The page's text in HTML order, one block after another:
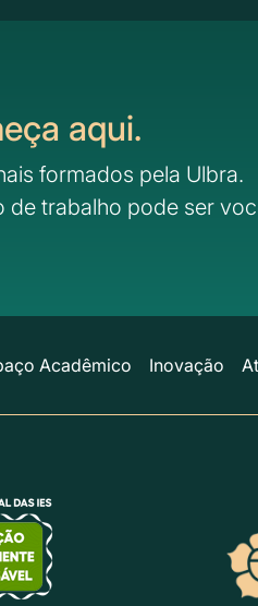
aqui.
formados pela Ulbra.
de trabalho pode ser
Acadêmico Inovação